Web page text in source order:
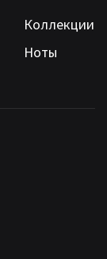
Коллекции
Ноты